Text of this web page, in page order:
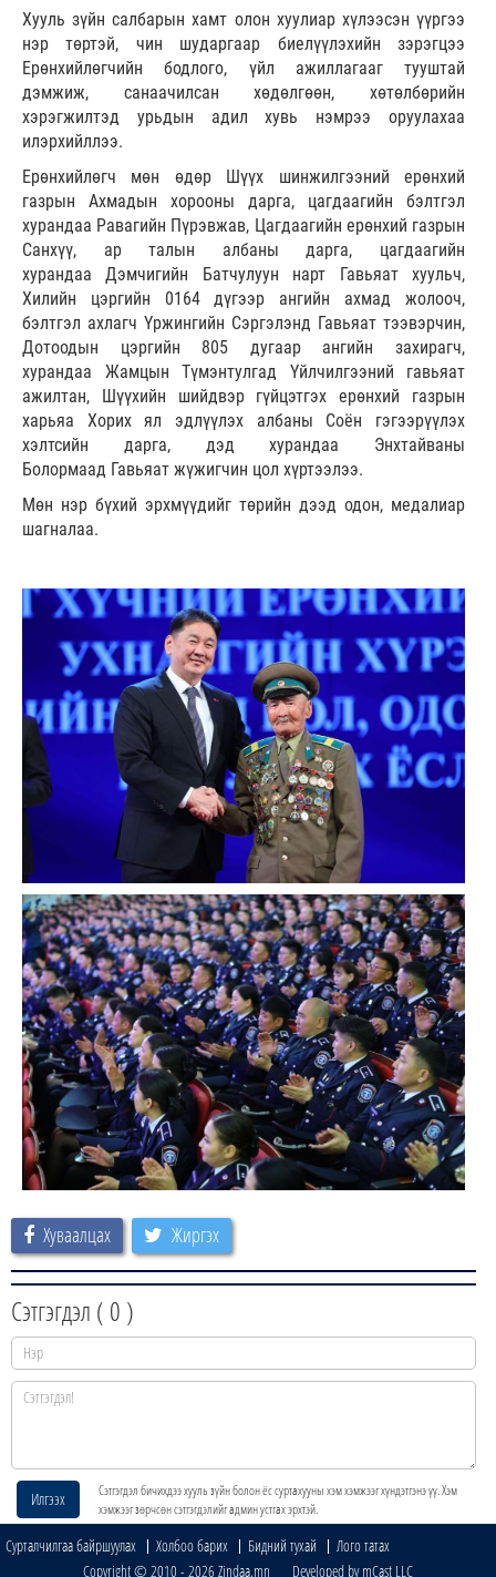
Хууль зүйн салбарын хамт олон хуулиар хүлээсэн үүргээ
нэр төртэй, чин шударгаар биелүүлэхийн зэрэгцээ
Ерөнхийлөгчийн бодлого, үйл ажиллагааг тууштай
дэмжиж, санаачилсан хөдөлгөөн, хөтөлбөрийн
хэрэгжилтэд урьдын адил хувь нэмрээ оруулахаа
илэрхийллээ.
Ерөнхийлөгч мөн өдөр Шүүх шинжилгээний ерөнхий
газрын Ахмадын хорооны дарга, цагдаагийн бэлтгэл
хурандаа Равагийн Пүрэвжав, Цагдаагийн ерөнхий газрын
Санхүү, ар талын албаны дарга, цагдаагийн
хурандаа Дэмчигийн Батчулуун нарт Гавьяат хуульч,
Хилийн цэргийн 0164 дүгээр ангийн ахмад жолооч,
бэлтгэл ахлагч Үржингийн Сэргэлэнд Гавьяат тээвэрчин,
Дотоодын цэргийн 805 дугаар ангийн захирагч,
хурандаа Жамцын Түмэнтулгад Үйлчилгээний гавьяат
ажилтан, Шүүхийн шийдвэр гүйцэтгэх ерөнхий газрын
харьяа Хорих ял эдлүүлэх албаны Соён гэгээрүүлэх
хэлтсийн дарга, дэд хурандаа Энхтайваны
Болормаад Гавьяат жүжигчин цол хүртээлээ.
Мөн нэр бүхий эрхмүүдийг төрийн дээд одон, медалиар
шагналаа.
Хуваалцах Жиргэх
Сэтгэгдэл ( 0 )
Илгээх
Сэтгэгдэл бичихдээ хууль зүйн болон ёс суртахууны хэм хэмжээг хүндэтгэнэ үү. Хэм
хэмжээг зөрчсөн сэтгэгдэлийг админ устгах эрхтэй.
Сурталчилгаа байршуулах Холбоо барих Бидний тухай
Лого татах
Copyright © 2010 - 2026 Zindaa.mn Developed by mCast LLC